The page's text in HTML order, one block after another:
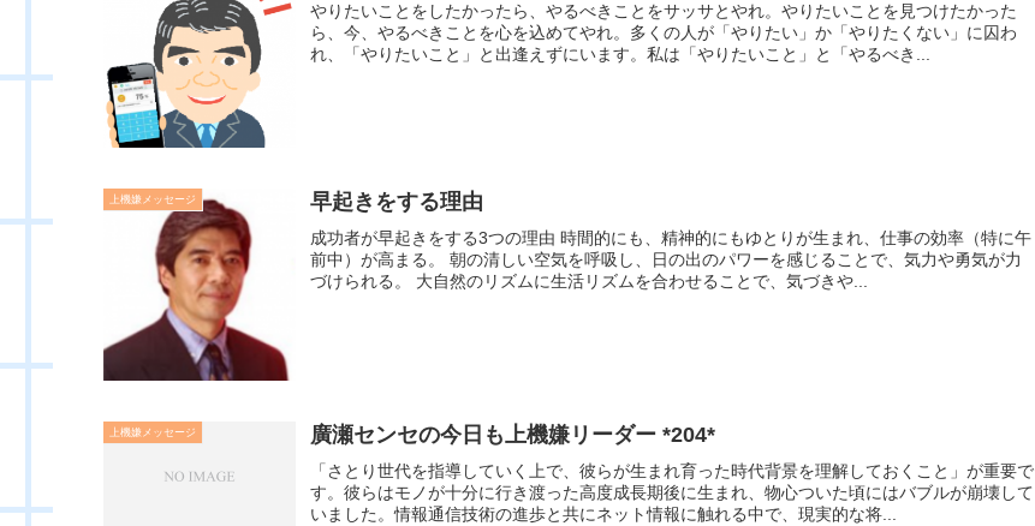
やりたいことをしたかったら、やるべきことをサッサとやれ。やりたいことを見つけたかった
ら、今、やるべきことを心を込めてやれ。多くの人が「やりたい」か「やりたくない」に囚わ
れ、「やりたいこと」と出逢えずにいます。私は「やりたいこと」と「やるべき...
上機嫌メッセージ 早起きをする理由
成功者が早起きをする3つの理由 時間的にも、精神的にもゆとりが生まれ、仕事の効率（特に午
前中）が高まる。 朝の清しい空気を呼吸し、日の出のパワーを感じることで、気力や勇気が力
づけられる。 大自然のリズムに生活リズムを合わせることで、気づきや...
上機嫌メッセージ 廣瀬センセの今日も上機嫌リーダー *204*
「さとり世代を指導していく上で、彼らが生まれ育った時代背景を理解しておくこと」が重要で
す。彼らはモノが十分に行き渡った高度成長期後に生まれ、物心ついた頃にはバブルが崩壊して
いました。情報通信技術の進歩と共にネット情報に触れる中で、現実的な将...